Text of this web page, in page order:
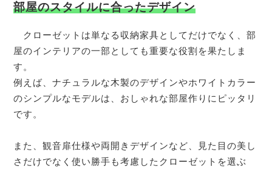
部屋のスタイルに合ったデザイン
クローゼットは単なる収納家具としてだけでなく、部
屋のインテリアの一部としても重要な役割を果たしま
す。
例えば、ナチュラルな木製のデザインやホワイトカラー
のシンプルなモデルは、おしゃれな部屋作りにピッタリ
です。
また、観音扉仕様や両開きデザインなど、見た目の美し
さだけでなく使い勝手も考慮したクローゼットを選ぶ